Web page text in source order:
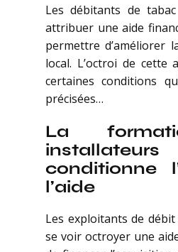
Les débitants de
attribuer une aide
permettre d’améliorer
local. L’octroi de cette
certaines conditions
précisées…
La
installateurs
conditionne
l’aide
Les exploitants de
se voir octroyer une